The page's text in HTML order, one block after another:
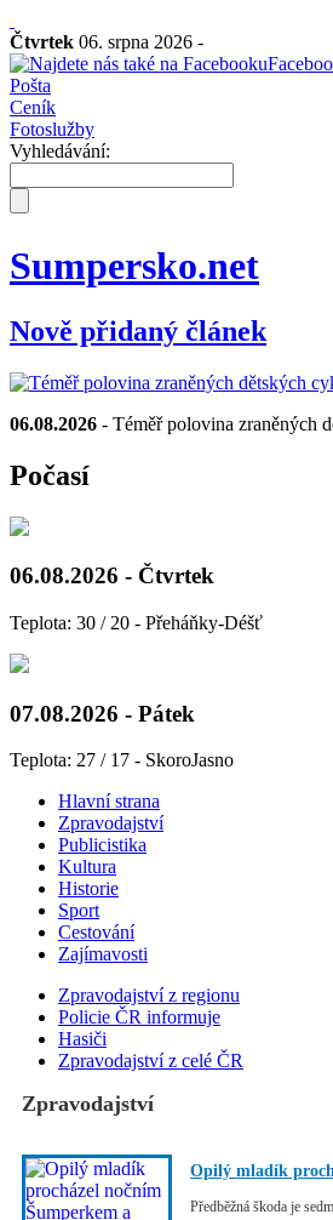
Čtvrtek 06. srpna 2026 -
Pošta
Ceník
Fotoslužby
Vyhledávání:
Sumpersko.net
Nově přidaný článek
06.08.2026 - Téměř polovina zraněných
Počasí
06.08.2026 - Čtvrtek
Teplota: 30 / 20 - Přeháňky-Déšť
07.08.2026 - Pátek
Teplota: 27 / 17 - SkoroJasno
Hlavní strana
Zpravodajství
Publicistika
Kultura
Historie
Sport
Cestování
Zajímavosti
Zpravodajství z regionu
Policie ČR informuje
Hasiči
Zpravodajství z celé ČR
Zpravodajství
Opilý mladík
Předběžná škoda je